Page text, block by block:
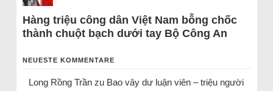
Hàng triệu công dân Việt Nam bỗng chốc
thành chuột bạch dưới tay Bộ Công An
NEUESTE KOMMENTARE
Long Rồng Trầnzu Bao vây dư luận viên – triệu người